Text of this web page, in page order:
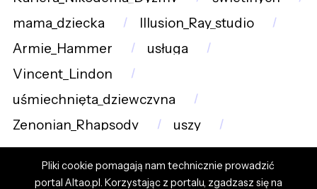
mama_dziecka
Illusion_Ray_studio
Armie_Hammer
usługa
Vincent_Lindon
uśmiechnięta_dziewczyna
Zenonian_Rhapsody
uszy
Pliki cookie pomagają nam technicznie prowadzić
portal Altao.pl. Korzystając z portalu, zgadzasz się na